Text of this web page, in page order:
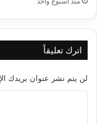
اترك تعليقاً
لن يتم نشر عنوان بريدك